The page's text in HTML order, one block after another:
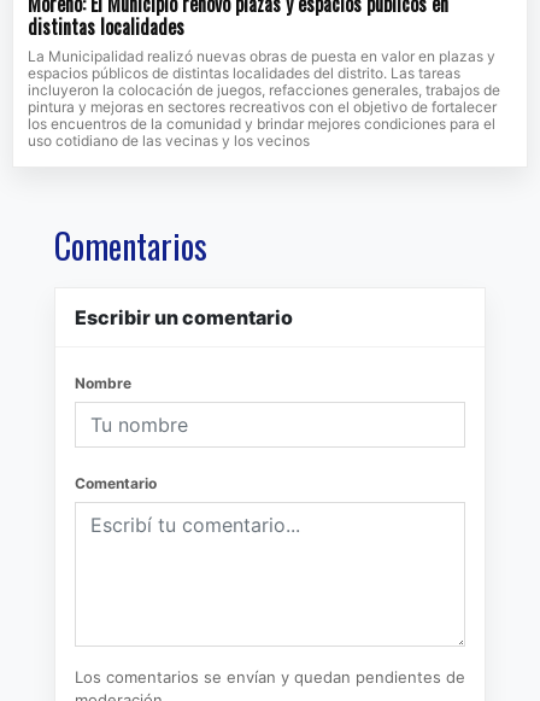
distintas localidades
La Municipalidad realizó nuevas obras de puesta en valor en plazas y
espacios públicos de distintas localidades del distrito. Las tareas
incluyeron la colocación de juegos, refacciones generales, trabajos de
pintura y mejoras en sectores recreativos con el objetivo de fortalecer
los encuentros de la comunidad y brindar mejores condiciones para el
uso cotidiano de las vecinas y los vecinos
Comentarios
Escribir un comentario
Nombre
Comentario
Los comentarios se envían y quedan pendientes de